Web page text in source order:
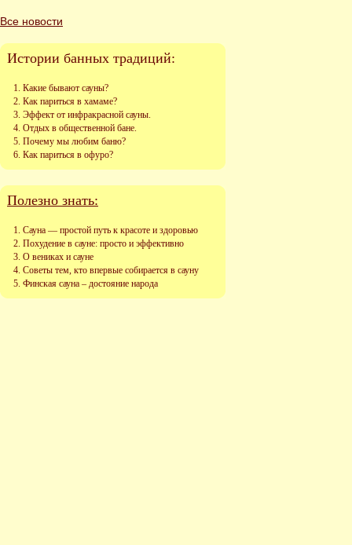
Все новости
Истории банных традиций:
Какие бывают сауны?
Как париться в хамаме?
Эффект от инфракрасной сауны.
Отдых в общественной бане.
Почему мы любим баню?
Как париться в офуро?
Полезно знать:
Сауна — простой путь к красоте и здоровью
Похудение в сауне: просто и эффективно
О вениках и сауне
Советы тем, кто впервые собирается в сауну
Финская сауна – достояние народа